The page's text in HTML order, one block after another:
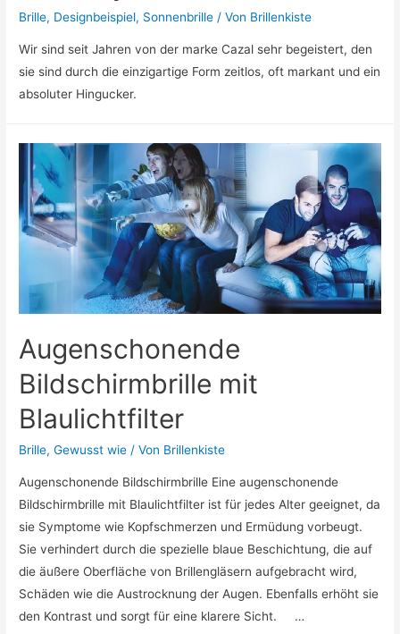
Brille, Designbeispiel, Sonnenbrille / Von Brillenkiste
Wir sind seit Jahren von der marke Cazal sehr begeistert, den
sie sind durch die einzigartige Form zeitlos, oft markant und ein
absoluter Hingucker.
Augenschonende
Bildschirmbrille mit
Blaulichtfilter
Brille,Gewusst wie / Von Brillenkiste
Augenschonende Bildschirmbrille Eine augenschonende
Bildschirmbrille mit Blaulichtfilter ist für jedes Alter geeignet, da
sie Symptome wie Kopfschmerzen und Ermüdung vorbeugt.
Sie verhindert durch die spezielle blaue Beschichtung, die auf
die äußere Oberfläche von Brillengläsern aufgebracht wird,
Schäden wie die Austrocknung der Augen. Ebenfalls erhöht sie
den Kontrast und sorgt für eine klarere Sicht. …